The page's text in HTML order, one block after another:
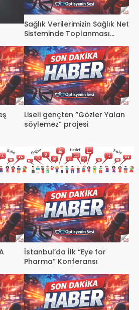
Sağlık Verilerimizin Sağlık Net
Sisteminde Toplanması
Liseli gençten “Gözler Yalan
söylemez” projesi
İstanbul’da İlk “Eye for
Pharma” Konferansı